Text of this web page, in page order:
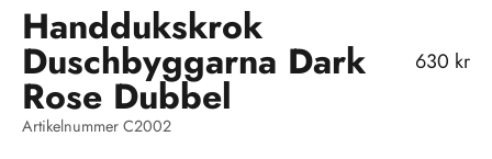
Handdukskrok
Duschbyggarna Dark
Rose Dubbel
REA-pris
630 kr
Artikelnummer C2002